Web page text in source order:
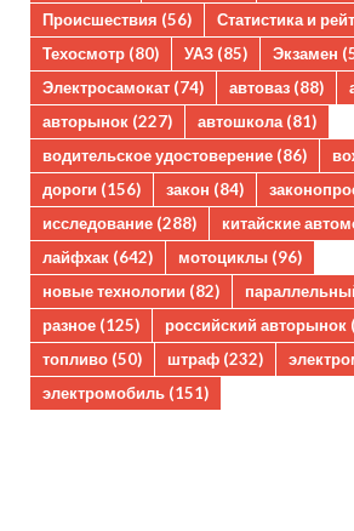
Происшествия (56) Статистика и
Техосмотр (80) УАЗ (85) Экзамен
Электросамокат (74) автоваз (88)
авторынок (227) автошкола(81)
водительское удостоверение (86)
дороги (156) закон (84)
исследование (288) китайские
лайфхак (642) мотоциклы (96)
новые технологии (82)
разное (125) российский авторынок
топливо (50) штраф (232)
электромобиль (151)